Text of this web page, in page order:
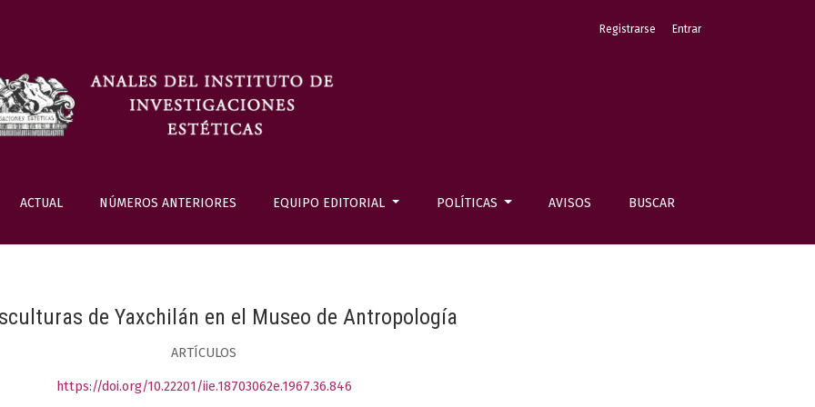
ACTUAL NÚMEROS ANTERIORES EQUIPO EDITORIAL POLÍTICAS AVISOS BUSCAR
Registrarse Entrar
de Yaxchilán en el Museo de Antropología
ARTÍCULOS
https://doi.org/10.22201/iie.18703062e.1967.36.846